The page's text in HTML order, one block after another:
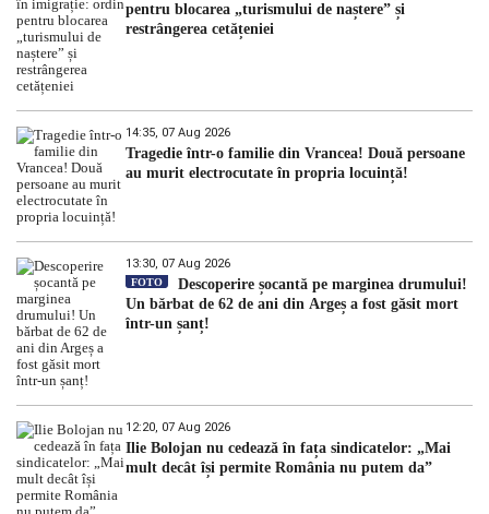
pentru blocarea „turismului de naștere” și
restrângerea cetățeniei
14:35, 07 Aug 2026
Tragedie într-o familie din Vrancea! Două persoane
au murit electrocutate în propria locuință!
13:30, 07 Aug 2026
FOTO
Descoperire șocantă pe marginea drumului!
Un bărbat de 62 de ani din Argeș a fost găsit mort
într-un șanț!
12:20, 07 Aug 2026
Ilie Bolojan nu cedează în fața sindicatelor: „Mai
mult decât își permite România nu putem da”